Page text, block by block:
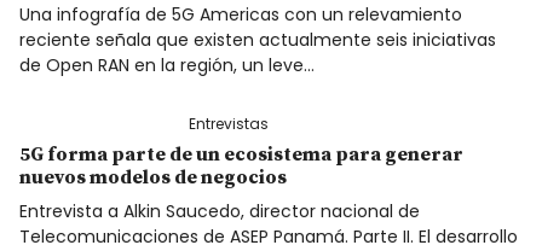
Una infografía de 5G Americas con un relevamiento
reciente señala que existen actualmente seis iniciativas
de Open RAN en la región, un leve…
Entrevistas
5G forma parte de un ecosistema para generar
nuevos modelos de negocios
Entrevista a Alkin Saucedo, director nacional de
Telecomunicaciones de ASEP Panamá. Parte II. El desarrollo